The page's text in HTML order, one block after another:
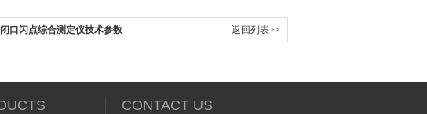
口闪点综合测定仪技术参数 返回列表>>
CONTACT US